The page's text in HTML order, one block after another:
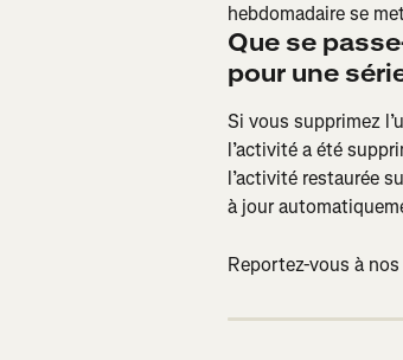
hebdomadaire se
Que se
pour une
Si vous supprimez
l’activité a été
l’activité restaurée
à jour
Reportez-vous à nos